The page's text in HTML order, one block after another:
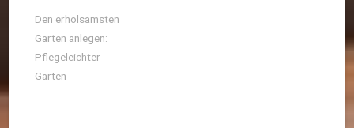
Den erholsamsten
Garten anlegen:
Pflegeleichter
Garten